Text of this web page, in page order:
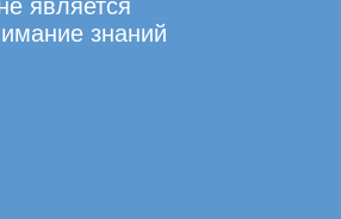
является
знаний